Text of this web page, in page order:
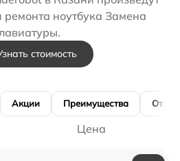
ремонта ноутбука Замена
стоимость
Акции Преимущества
Цена